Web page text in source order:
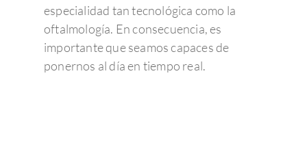
especialidad tan tecnológica como la
oftalmología. En consecuencia, es
importante que seamos capaces de
ponernos al día en tiempo real.
Córnea
Retina y mácula
Tratamientos
Cirugía refractiva
Admira Visión